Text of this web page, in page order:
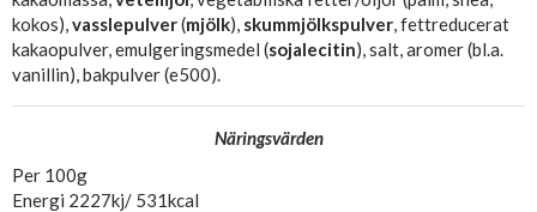
kokos),vasslepulver(mjölk), skummjölkspulver, fettreducerat
kakaopulver, emulgeringsmedel (sojalecitin), salt, aromer (bl.a.
vanillin), bakpulver (e500).
Näringsvärden
Per 100g
Energi 2227kj/ 531kcal